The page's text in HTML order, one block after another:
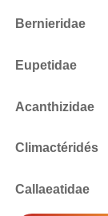
Bernieridae
Eupetidae
Acanthizidae
Climactéridés
Callaeatidae